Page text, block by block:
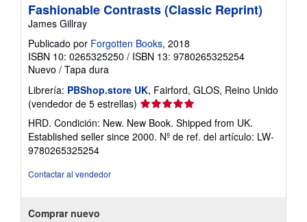
Fashionable Contrasts (Classic Reprint)
James Gillray
Publicado por Forgotten Books, 2018
ISBN 10: 0265325250 / ISBN 13: 9780265325254
Nuevo / Tapa dura
Librería: PBShop.store UK, Fairford, GLOS, Reino Unido
(vendedor de 5 estrellas) Calificación
del
vendedor:
5
HRD. Condición: New. New Book. Shipped from UK.
Established seller since 2000. Nº de ref. del artículo: LW-
9780265325254
Contactar al vendedor
Comprar nuevo